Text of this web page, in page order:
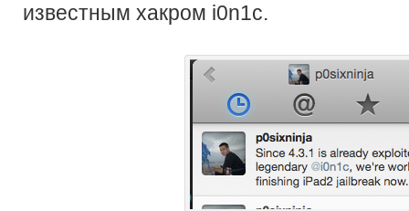
известным хакром i0n1c.